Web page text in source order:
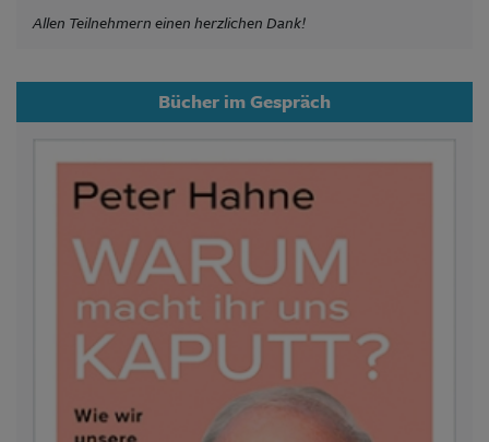
Allen Teilnehmern einen herzlichen Dank!
Bücher im Gespräch